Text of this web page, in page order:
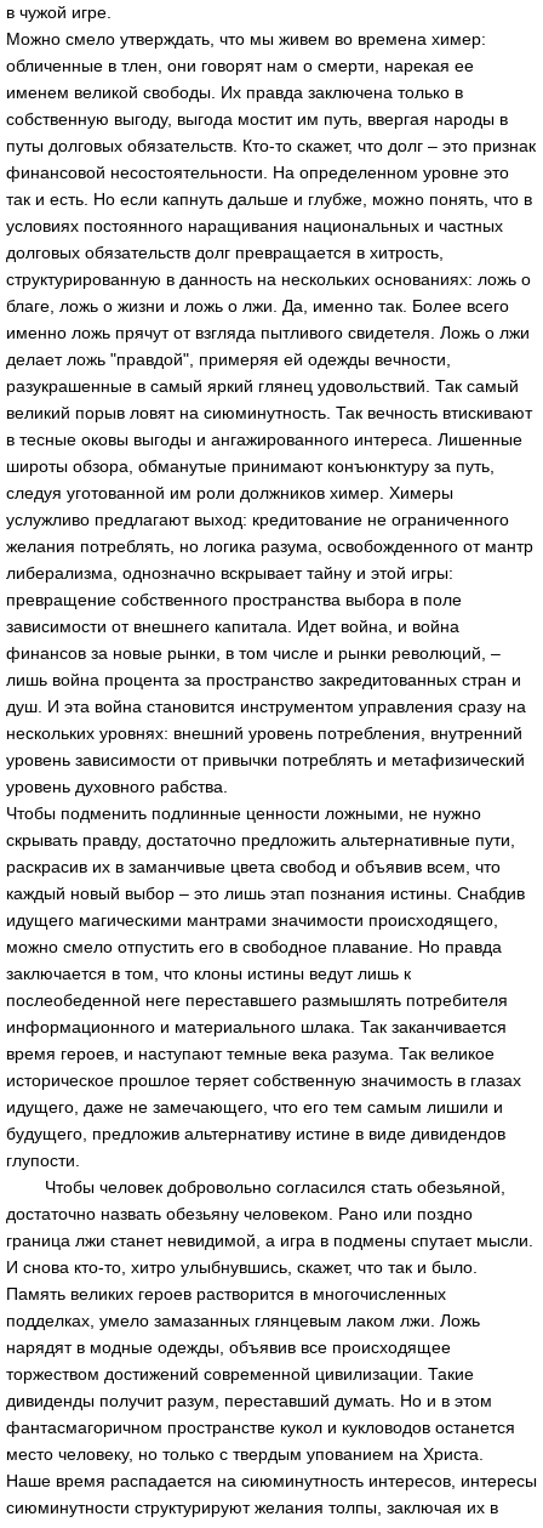
в чужой игре.
Можно смело утверждать, что мы живем во времена химер:
обличенные в тлен, они говорят нам о смерти, нарекая ее
именем великой свободы. Их правда заключена только в
собственную выгоду, выгода мостит им путь, ввергая народы в
путы долговых обязательств. Кто-то скажет, что долг – это признак
финансовой несостоятельности. На определенном уровне это
так и есть. Но если капнуть дальше и глубже, можно понять, что в
условиях постоянного наращивания национальных и частных
долговых обязательств долг превращается в хитрость,
структурированную в данность на нескольких основаниях: ложь о
благе, ложь о жизни и ложь о лжи. Да, именно так. Более всего
именно ложь прячут от взгляда пытливого свидетеля. Ложь о лжи
делает ложь "правдой", примеряя ей одежды вечности,
разукрашенные в самый яркий глянец удовольствий. Так самый
великий порыв ловят на сиюминутность. Так вечность втискивают
в тесные оковы выгоды и ангажированного интереса. Лишенные
широты обзора, обманутые принимают конъюнктуру за путь,
следуя уготованной им роли должников химер. Химеры
услужливо предлагают выход: кредитование не ограниченного
желания потреблять, но логика разума, освобожденного от мантр
либерализма, однозначно вскрывает тайну и этой игры:
превращение собственного пространства выбора в поле
зависимости от внешнего капитала. Идет война, и война
финансов за новые рынки, в том числе и рынки революций, –
лишь война процента за пространство закредитованных стран и
душ. И эта война становится инструментом управления сразу на
нескольких уровнях: внешний уровень потребления, внутренний
уровень зависимости от привычки потреблять и метафизический
уровень духовного рабства.
Чтобы подменить подлинные ценности ложными, не нужно
скрывать правду, достаточно предложить альтернативные пути,
раскрасив их в заманчивые цвета свобод и объявив всем, что
каждый новый выбор – это лишь этап познания истины. Снабдив
идущего магическими мантрами значимости происходящего,
можно смело отпустить его в свободное плавание. Но правда
заключается в том, что клоны истины ведут лишь к
послеобеденной неге переставшего размышлять потребителя
информационного и материального шлака. Так заканчивается
время героев, и наступают темные века разума. Так великое
историческое прошлое теряет собственную значимость в глазах
идущего, даже не замечающего, что его тем самым лишили и
будущего, предложив альтернативу истине в виде дивидендов
глупости.
Чтобы человек добровольно согласился стать обезьяной,
достаточно назвать обезьяну человеком. Рано или поздно
граница лжи станет невидимой, а игра в подмены спутает мысли.
И снова кто-то, хитро улыбнувшись, скажет, что так и было.
Память великих героев растворится в многочисленных
подделках, умело замазанных глянцевым лаком лжи. Ложь
нарядят в модные одежды, объявив все происходящее
торжеством достижений современной цивилизации. Такие
дивиденды получит разум, переставший думать. Но и в этом
фантасмагоричном пространстве кукол и кукловодов останется
место человеку, но только с твердым упованием на Христа.
Наше время распадается на сиюминутность интересов, интересы
сиюминутности структурируют желания толпы, заключая их в